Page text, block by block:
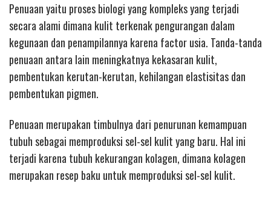
Penuaan yaitu proses biologi yang kompleks yang terjadi
secara alami dimana kulit terkenak pengurangan dalam
kegunaan dan penampilannya karena factor usia. Tanda-tanda
penuaan antara lain meningkatnya kekasaran kulit,
pembentukan kerutan-kerutan, kehilangan elastisitas dan
pembentukan pigmen.
Penuaan merupakan timbulnya dari penurunan kemampuan
tubuh sebagai memproduksi sel-sel kulit yang baru. Hal ini
terjadi karena tubuh kekurangan kolagen, dimana kolagen
merupakan resep baku untuk memproduksi sel-sel kulit.